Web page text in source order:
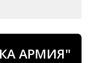
АРМИЯ"